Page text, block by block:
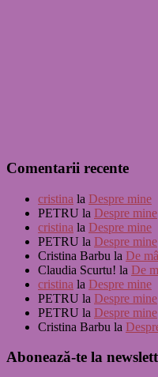
Comentarii recente
cristina la Despre mine
PETRU la Despre mine
cristina la Despre mine
PETRU la Despre mine
Cristina Barbu la De
Claudia Scurtu! la De
cristina la Despre mine
PETRU la Despre mine
PETRU la Despre mine
Cristina Barbu la
Abonează-te la